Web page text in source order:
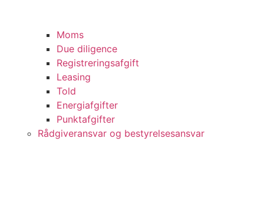
Moms
Due diligence
Registreringsafgift
Leasing
Told
Energiafgifter
Punktafgifter
Rådgiveransvar og bestyrelsesansvar